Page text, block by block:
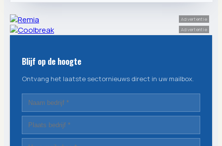
Advertentie
Advertentie
Blijf op de hoogte
Ontvang het laatste sectornieuws direct in uw mailbox.